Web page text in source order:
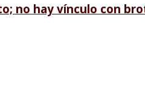
no hay vínculo con